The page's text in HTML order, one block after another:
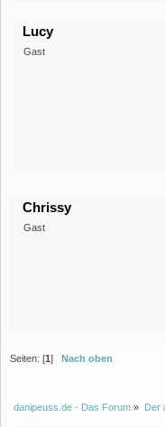
Lucy
Gast
Chrissy
Gast
Seiten: [1] Nach oben
danipeuss.de - Das Forum » Der